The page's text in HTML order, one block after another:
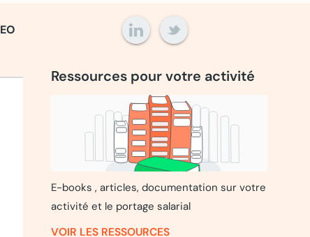
Ressources pour votre activité
E-books , articles, documentation sur votre
activité et le portage salarial
VOIR LES RESSOURCES